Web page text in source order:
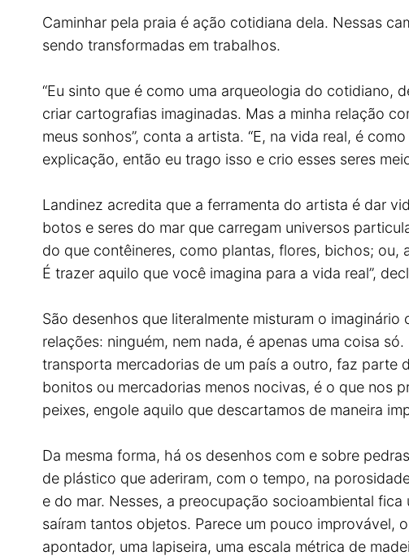
Caminhar pela praia é ação cotidiana dela. Nessas
sendo transformadas em trabalhos.
“Eu sinto que é como uma arqueologia do cotidiano,
criar cartografias imaginadas. Mas a minha relação
meus sonhos”, conta a artista. “E, na vida real, é
explicação, então eu trago isso e crio esses seres
Landinez acredita que a ferramenta do artista é dar
botos e seres do mar que carregam universos
do que contêineres, como plantas, flores, bichos; ou,
É trazer aquilo que você imagina para a vida real”,
São desenhos que literalmente misturam o
relações: ninguém, nem nada, é apenas uma coisa
transporta mercadorias de um país a outro, faz parte
bonitos ou mercadorias menos nocivas, é o que nos
peixes, engole aquilo que descartamos de maneira
Da mesma forma, há os desenhos com e sobre
de plástico que aderiram, com o tempo, na
e do mar. Nesses, a preocupação socioambiental
saíram tantos objetos. Parece um pouco improvável,
apontador, uma lapiseira, uma escala métrica de